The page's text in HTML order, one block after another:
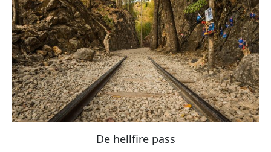
De hellfire pass